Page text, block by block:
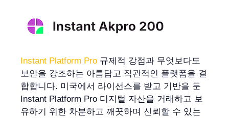
Instant Platform Pro 규제적 강점과 무엇보다도
보안을 강조하는 아름답고 직관적인 플랫폼을 결
합합니다. 미국에서 라이선스를 받고 기반을 둔
Instant Platform Pro 디지털 자산을 거래하고 보
유하기 위한 차분하고 깨끗하며 신뢰할 수 있는